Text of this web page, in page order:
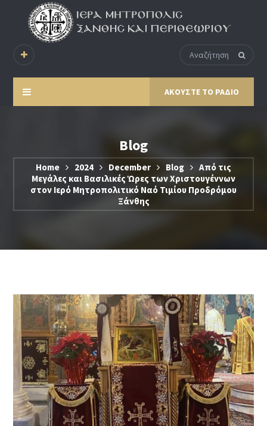
ΑΚΟΥΣΤΕ ΤΟ ΡΑΔΙΟ
Blog
Home 2024 December Blog
Από τις
Μεγάλες και Βασιλικές Ώρες των Χριστουγέννων
στον Ιερό Μητροπολιτικό Ναό Τιμίου Προδρόμου
Ξάνθης